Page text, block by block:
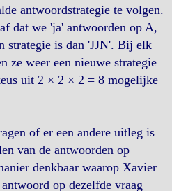
antwoordstrategie te volgen.
dat we 'ja' antwoorden op A,
strategie is dan 'JJN'. Bij elk
ze weer een nieuwe strategie
uit 2 × 2 × 2 = 8 mogelijke
of er een andere uitleg is
van de antwoorden op
denkbaar waarop Xavier
op dezelfde vraag